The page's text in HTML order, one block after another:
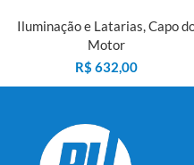
Iluminação e Latarias,Capo
Motor
R$ 632,00